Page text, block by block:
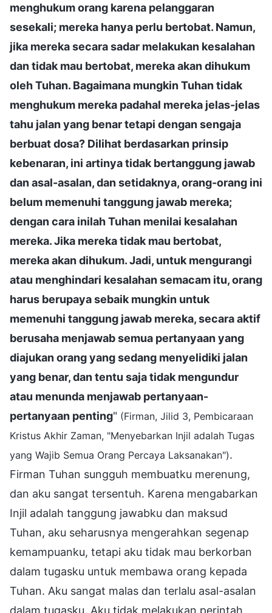
menghukum orang karena pelanggaran
sesekali; mereka hanya perlu bertobat. Namun,
jika mereka secara sadar melakukan kesalahan
dan tidak mau bertobat, mereka akan dihukum
oleh Tuhan. Bagaimana mungkin Tuhan tidak
menghukum mereka padahal mereka jelas-jelas
tahu jalan yang benar tetapi dengan sengaja
berbuat dosa? Dilihat berdasarkan prinsip
kebenaran, ini artinya tidak bertanggung jawab
dan asal-asalan, dan setidaknya, orang-orang ini
belum memenuhi tanggung jawab mereka;
dengan cara inilah Tuhan menilai kesalahan
mereka. Jika mereka tidak mau bertobat,
mereka akan dihukum. Jadi, untuk mengurangi
atau menghindari kesalahan semacam itu, orang
harus berupaya sebaik mungkin untuk
memenuhi tanggung jawab mereka, secara aktif
berusaha menjawab semua pertanyaan yang
diajukan orang yang sedang menyelidiki jalan
yang benar, dan tentu saja tidak mengundur
atau menunda menjawab pertanyaan-
pertanyaan penting" (Firman, Jilid 3, Pembicaraan
Kristus Akhir Zaman, "Menyebarkan Injil adalah Tugas
yang Wajib Semua Orang Percaya Laksanakan").
Firman Tuhan sungguh membuatku merenung,
dan aku sangat tersentuh. Karena mengabarkan
Injil adalah tanggung jawabku dan maksud
Tuhan, aku seharusnya mengerahkan segenap
kemampuanku, tetapi aku tidak mau berkorban
dalam tugasku untuk membawa orang kepada
Tuhan. Aku sangat malas dan terlalu asal-asalan
dalam tugasku. Aku tidak melakukan perintah